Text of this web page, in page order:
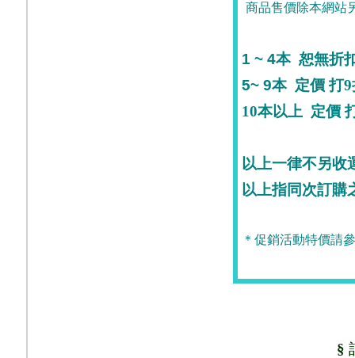
商品售價除本網站
1 ~ 4本 恕無折
5~ 9本 定價 打9
10本以上 定價
以上一律不另收
以上指同次訂購
＊促銷活動特價請
§